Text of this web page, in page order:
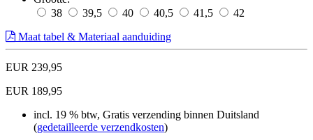
38
39,5 40 40,5 41,5
42
Maat tabel & Materiaal aanduiding
EUR 239,95
EUR 189,95
incl. 19 % btw, Gratis verzending binnen Duitsland
(gedetailleerde verzendkosten)